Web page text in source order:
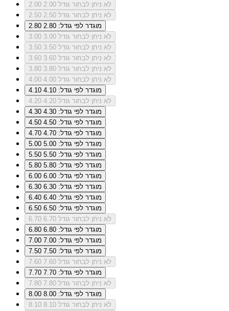
2.00
לא ניתן לבחור גודל 2.00
2.50
לא ניתן לבחור גודל 2.50
2.80
מוגדר לפי גודל: 2.80
3.00
לא ניתן לבחור גודל 3.00
3.50
לא ניתן לבחור גודל 3.50
3.60
לא ניתן לבחור גודל 3.60
3.80
לא ניתן לבחור גודל 3.80
4.00
לא ניתן לבחור גודל 4.00
4.10
מוגדר לפי גודל: 4.10
4.20
לא ניתן לבחור גודל 4.20
4.30
מוגדר לפי גודל: 4.30
4.50
מוגדר לפי גודל: 4.50
4.70
מוגדר לפי גודל: 4.70
5.00
מוגדר לפי גודל: 5.00
5.50
מוגדר לפי גודל: 5.50
5.80
מוגדר לפי גודל: 5.80
6.00
מוגדר לפי גודל: 6.00
6.30
מוגדר לפי גודל: 6.30
6.40
מוגדר לפי גודל: 6.40
6.50
מוגדר לפי גודל: 6.50
6.70
לא ניתן לבחור גודל 6.70
6.80
מוגדר לפי גודל: 6.80
7.00
מוגדר לפי גודל: 7.00
7.50
מוגדר לפי גודל: 7.50
7.60
לא ניתן לבחור גודל 7.60
7.70
מוגדר לפי גודל: 7.70
7.80
לא ניתן לבחור גודל 7.80
8.00
מוגדר לפי גודל: 8.00
8.10
לא ניתן לבחור גודל 8.10